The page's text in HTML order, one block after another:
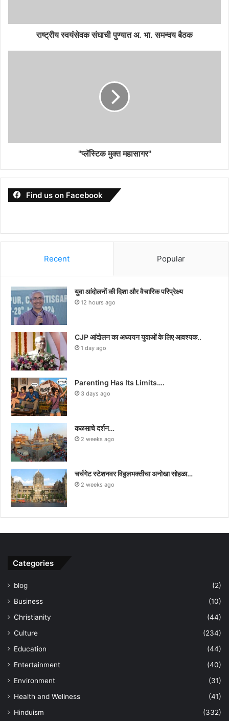
राष्ट्रीय स्वयंसेवक संघाची पुण्यात अ. भा. समन्वय बैठक
"प्लॅस्टिक मुक्त महासागर"
Find us on Facebook
Recent Popular
युवा आंदोलनों की दिशा और वैचारिक परिप्रेक्ष्य
12 hours ago
CJP आंदोलन का अध्ययन युवाओं के लिए आवश्यक..
1 day ago
Parenting Has Its Limits….
3 days ago
कळसाचे दर्शन…
2 weeks ago
चर्चगेट स्टेशनवर विठ्ठलभक्तीचा अनोखा सोहळा…
2 weeks ago
Categories
blog
(2)
Business
(10)
Christianity
(44)
Culture
(234)
Education
(44)
Entertainment
(40)
Environment
(31)
Health and Wellness
(41)
Hinduism
(332)